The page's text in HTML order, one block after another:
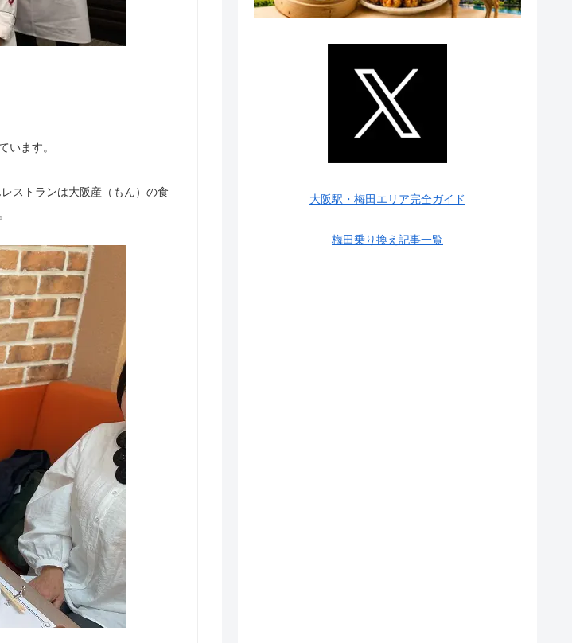
います。
ストランは大阪産（もん）の食
大阪駅・梅田エリア完全ガイド
梅田乗り換え記事一覧